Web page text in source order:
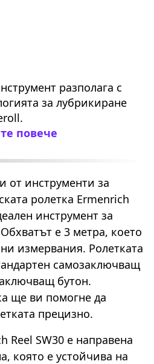
разполага с
за лубрикиране
повече
от инструменти за
ролетка Ermenrich
инструмент за
е 3 метра, което
измервания. Ролетката
самозаключващ
бутон.
ще ви помогне да
прецизно.
Reel SW30 е направена
която е устойчива на